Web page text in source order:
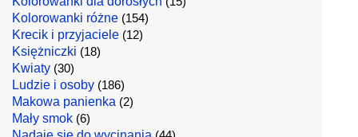
Kolorowanki różne (154)
Krecik i przyjaciele (12)
Księżniczki (18)
Kwiaty (30)
Ludzie i osoby (186)
Makowa panienka (2)
Mały smok (6)